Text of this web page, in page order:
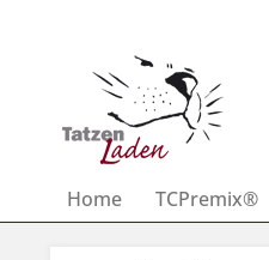
Home TCPremix®